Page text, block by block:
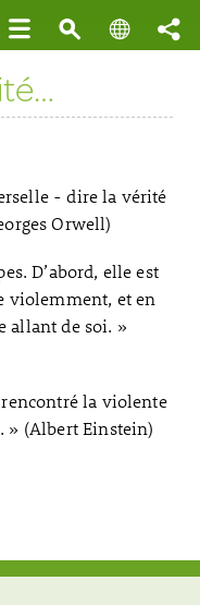
- dire la vérité
Orwell)
D’abord, elle est
violemment, et en
allant de soi. »
la violente
» (Albert Einstein)